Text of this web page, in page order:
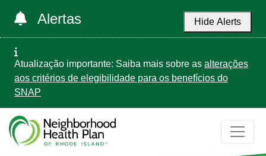
Alertas Hide Alerts
Atualização importante: Saiba mais sobre as alterações
aos critérios de elegibilidade para os benefícios do
SNAP